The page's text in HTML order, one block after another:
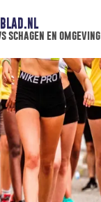
en omgeving